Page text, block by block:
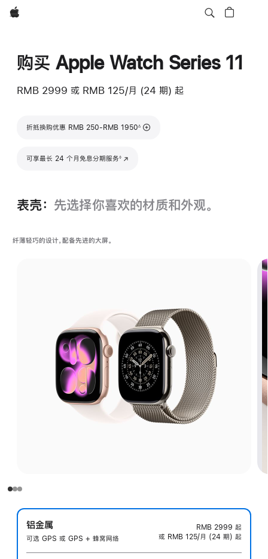
Apple
购买 Apple Watch Series 11
RMB 2999 或 RMB 125/月 (24 期) 起
折抵换购优惠 RMB 250-RMB 1950
脚注
∆
可享最长 24 个月免息分期服务◊
(在新窗口中打开)
表壳： 先选择你喜欢的材质和外观。
纤薄轻巧的设计，配备先进的大屏。
铝金属
可选 GPS 或 GPS + 蜂窝网络
RMB 2999 起
或 RMB 125/月 (24 期) 起